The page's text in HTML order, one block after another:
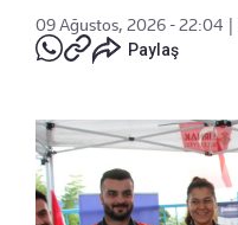
09 Ağustos, 2026 - 22:04
Paylaş